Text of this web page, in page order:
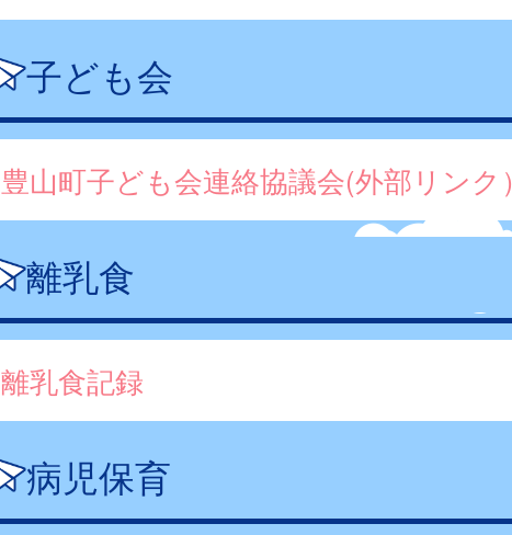
子ども会
豊山町子ども会連絡協議会(外部リンク）
離乳食
離乳食記録
病児保育